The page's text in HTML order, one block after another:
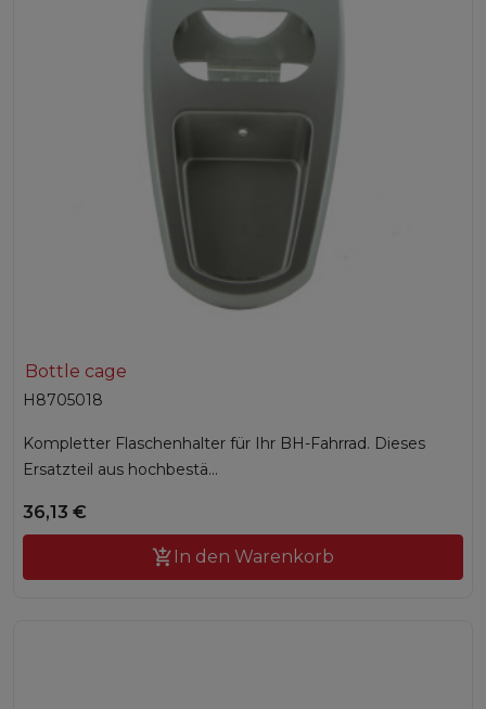
Bottle cage
H8705018
Kompletter Flaschenhalter für Ihr BH-Fahrrad. Dieses
Ersatzteil aus hochbestä...
36,13 €
 In den Warenkorb